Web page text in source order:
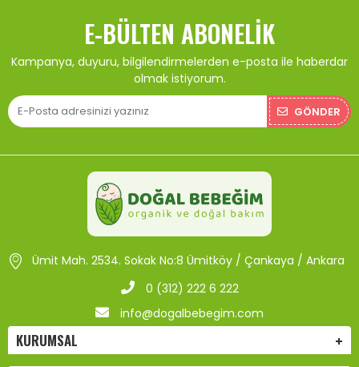
Doğal Bebeğim olarak, bebeğinizin sağlığı ve konforu için en
doğru ürünleri sunmak amacıyla sizlere hizmet vermekten
mutluluk duyacağız.E-BÜLTEN ABONELIK
Kampanya, duyuru, bilgilendirmelerden e-posta ile haberdar
olmak istiyorum.
GÖNDER
Ümit Mah. 2534. Sokak No:8 Ümitköy / Çankaya / Ankara
0 (312) 222 6 222
info@dogalbebegim.com
KURUMSAL